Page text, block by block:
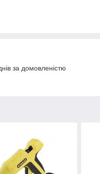
за домовленістю